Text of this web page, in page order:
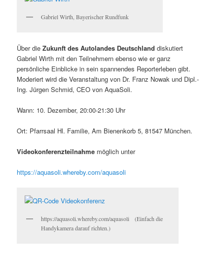
Gabriel Wirth, Bayerischer Rundfunk
Über dieZukunft des Autolandes Deutschland diskutiert
Gabriel Wirth mit den Teilnehmern ebenso wie er ganz
persönliche Einblicke in sein spannendes Reporterleben gibt.
Moderiert wird die Veranstaltung von Dr. Franz Nowak und Dipl.-
Ing. Jürgen Schmid, CEO von AquaSoli.
Wann: 10. Dezember, 20:00-21:30 Uhr
Ort: Pfarrsaal Hl. Familie, Am Bienenkorb 5, 81547 München.
Videokonferenzteilnahme möglich unter
https://aquasoli.whereby.com/aquasoli
https://aquasoli.whereby.com/aquasoli (Einfach die
Handykamera darauf richten.)